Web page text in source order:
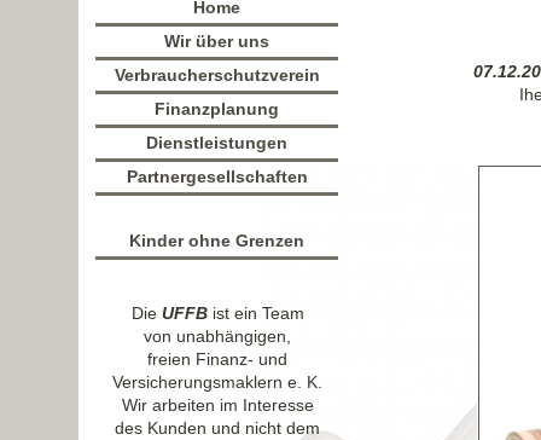
Home
Wir über uns
Verbraucherschutzverein
Finanzplanung
Dienstleistungen
Partnergesellschaften
Kinder ohne Grenzen
Die UFFBist ein Team
von unabhängigen,
freien Finanz- und
Versicherungsmaklern e. K.
Wir arbeiten im Interesse
des Kunden und nicht dem